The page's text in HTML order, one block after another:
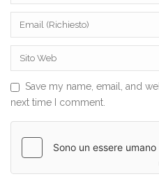
Save my name, email, and
next time I comment.